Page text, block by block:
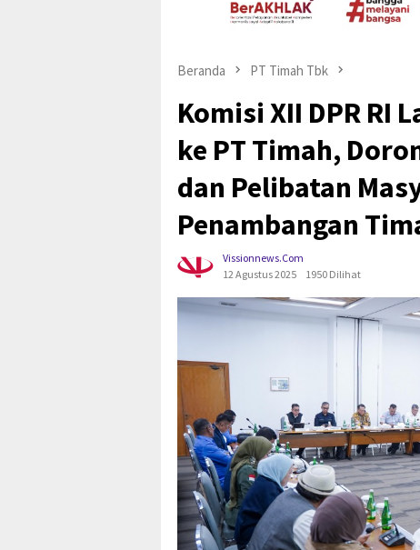
Beranda PT Timah Tbk
Komisi XII DPR RI
ke PT Timah,
dan Pelibatan
Penambangan
Vissionnews.com
12 Agustus 2025
1950 Dilihat